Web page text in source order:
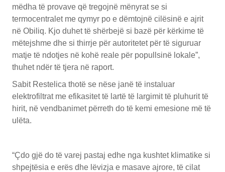
mëdha të provave që tregojnë mënyrat se si
termocentralet me qymyr po e dëmtojnë cilësinë e ajrit
në Obiliq. Kjo duhet të shërbejë si bazë për kërkime të
mëtejshme dhe si thirrje për autoritetet për të siguruar
matje të ndotjes në kohë reale për popullsinë lokale”,
thuhet ndër të tjera në raport.
Sabit Restelica thotë se nëse janë të instaluar
elektrofiltrat me efikasitet të lartë të largimit të pluhurit të
hirit, në vendbanimet përreth do të kemi emesione më të
ulëta.
“Çdo gjë do të varej pastaj edhe nga kushtet klimatike si
shpejtësia e erës dhe lëvizja e masave ajrore, të cilat